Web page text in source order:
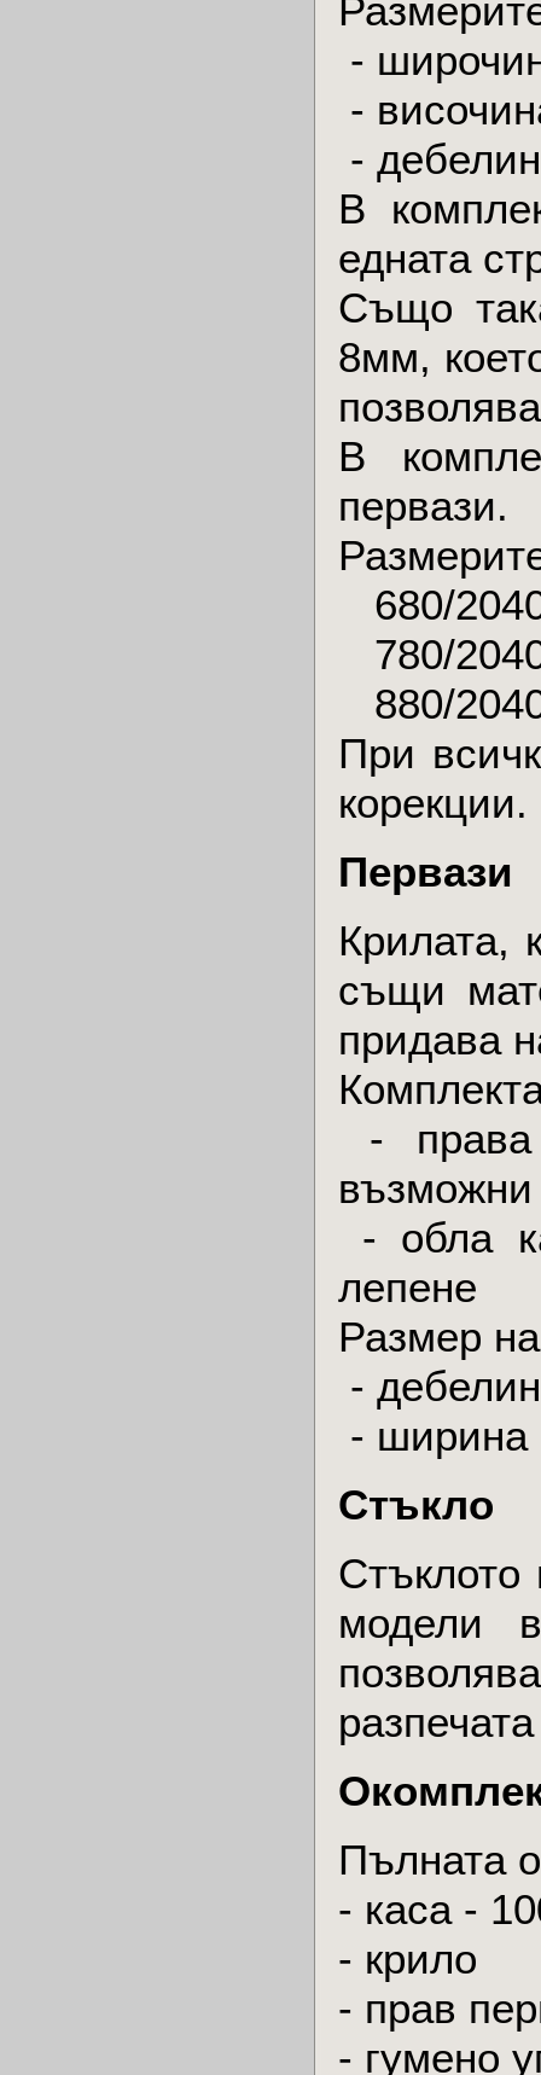
-
-
-
В
едната
Също
8мм,
В
первази.
680/
780/
880/
При
корекции.
Первази
Крилата,
същи
придава
- права
възможни
- обла
лепене
Размер
-
-
Стъкло
модели
Пълната
- каса -
- крило
- прав
- гумено